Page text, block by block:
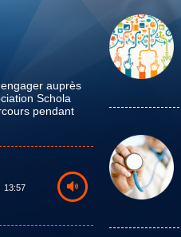
auprès
Schola
pendant
13:57